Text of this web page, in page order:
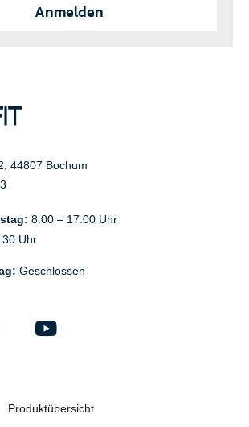
Anmelden
44807 Bochum
8:00 – 17:00 Uhr
Uhr
Geschlossen
Produktübersicht